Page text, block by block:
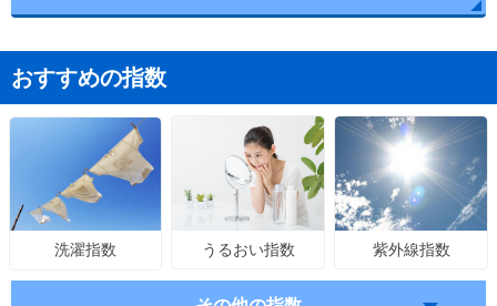
おすすめの指数
洗濯指数 うるおい指数 紫外線指数